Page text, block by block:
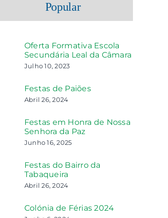
Popular
Oferta Formativa Escola
Secundária Leal da Câmara
Julho 10, 2023
Festas de Paiões
Abril 26, 2024
Festas em Honra de Nossa
Senhora da Paz
Junho 16, 2025
Festas do Bairro da
Tabaqueira
Abril 26, 2024
Colónia de Férias 2024